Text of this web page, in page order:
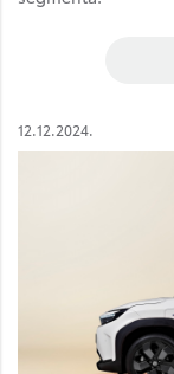
12.12.2024.